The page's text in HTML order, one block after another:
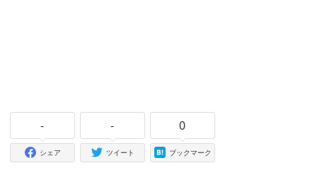
-
シェア
-
ツイート
0
ブックマーク